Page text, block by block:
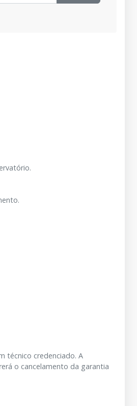
técnico credenciado. A
o cancelamento da garantia